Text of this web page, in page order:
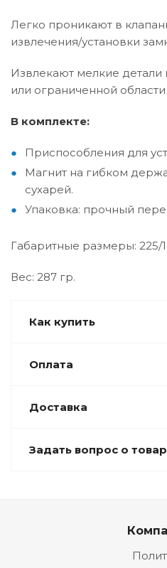
Легко проникают в
извлечения/установки
Извлекают мелкие детали
или ограниченной
В комплекте:
Приспособления для
Магнит на гибком
сухарей.
Упаковка: прочный
Габаритные размеры:
Вес: 287 гр.
Как купить
Оплата
Доставка
Задать вопрос о